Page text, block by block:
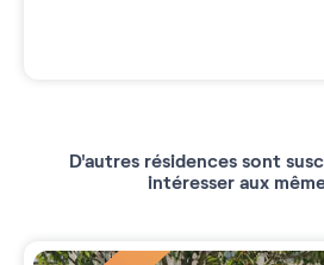
D'autres résidences sont
intéresser aux